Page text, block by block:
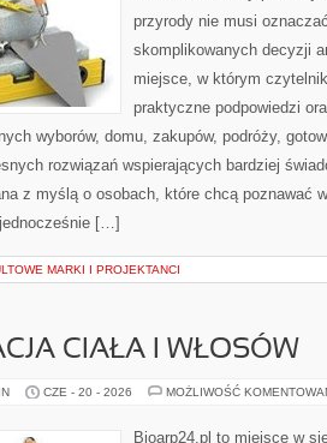
przyrody nie musi
skomplikowanych decyzji
miejsce, w którym
praktyczne podpowiedzi
wyborów, domu, zakupów, podróży,
rozwiązań wspierających bardziej
z myślą o osobach, które chcą poznawać
[…]
MARKI I PROJEKTANCI
CIAŁA I WŁOSÓW
CZE - 20 - 2026 MOŻLIWOŚĆ
Bioarp24.pl to miejsce w